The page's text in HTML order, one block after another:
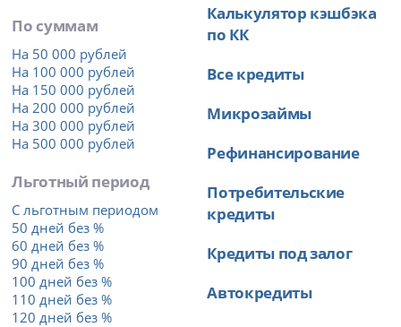
По суммам
На 50 000 рублей
На 100 000 рублей
На 150 000 рублей
На 200 000 рублей
На 300 000 рублей
На 500 000 рублей
Льготный период
С льготным периодом
50 дней без %
60 дней без %
90 дней без %
100 дней без %
110 дней без %
120 дней без %
Калькулятор кэшбэка
по КК
Все кредиты
Микрозаймы
Рефинансирование
Потребительские
кредиты
Кредиты под залог
Автокредиты